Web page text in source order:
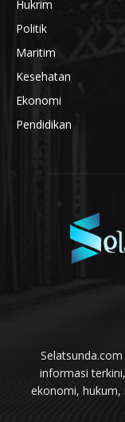
Hukrim
Politik
Maritim
Kesehatan
Ekonomi
Pendidikan
informasi
ekonomi, hukum,